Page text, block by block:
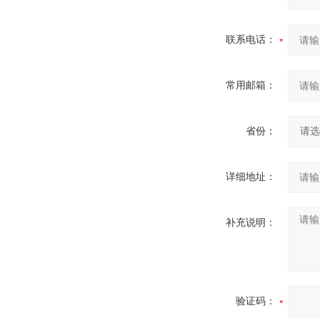
联系电话：
常用邮箱：
省份：
详细地址：
补充说明：
验证码：